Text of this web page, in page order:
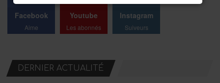
Facebook
Aime
Youtube
Les abonnés
Instagram
Suiveurs
DERNIER ACTUALITÉ